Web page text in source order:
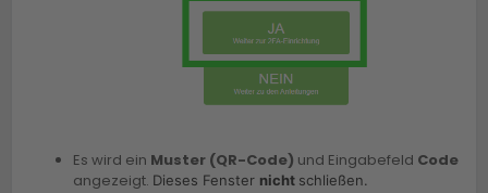
Es wird ein Muster (QR-Code) und Eingabefeld Code
angezeigt. Dieses Fenster nicht schließen.